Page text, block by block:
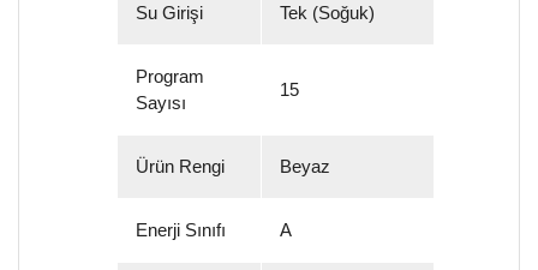
Su Girişi Tek (Soğuk)
Program
Sayısı
15
Ürün Rengi Beyaz
Enerji Sınıfı A